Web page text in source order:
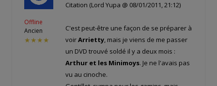
Offline
Ancien
★★★★
Citation (Lord Yupa @ 08/01/2011, 21:12)
C'est peut-être une façon de se préparer à
voirArrietty, mais je viens de me passer
un DVD trouvé soldé il y a deux mois :
Arthur et les Minimoys. Je ne l'avais pas
vu au cinoche.